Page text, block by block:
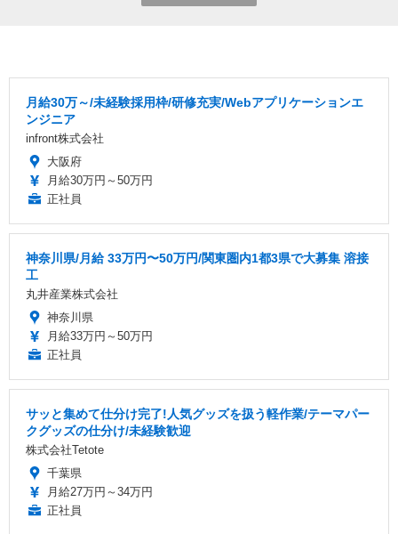
月給30万～/未経験採用枠/研修充実/Webアプリケーションエ
ンジニア
infront株式会社
大阪府
月給30万円～50万円
正社員
神奈川県/月給 33万円〜50万円/関東圏内1都3県で大募集 溶接
工
丸井産業株式会社
神奈川県
月給33万円～50万円
正社員
サッと集めて仕分け完了!人気グッズを扱う軽作業/テーマパー
クグッズの仕分け/未経験歓迎
株式会社Tetote
千葉県
月給27万円～34万円
正社員